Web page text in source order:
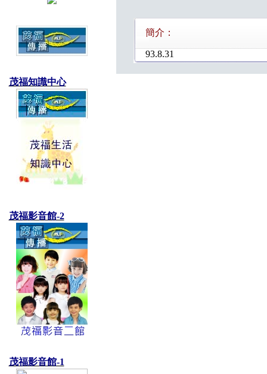
茂福知識中心
茂福影音館-2
茂福影音館-1
簡介：
93.8.31